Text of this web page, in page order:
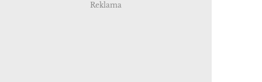
Reklama